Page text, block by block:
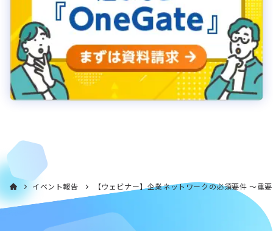
イベント報告 【ウェビナー】企業ネットワークの必須要件 ～